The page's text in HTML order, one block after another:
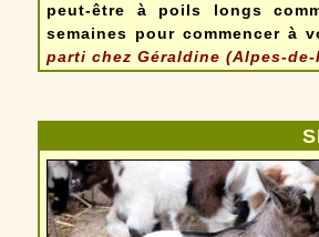
peut-être à poils longs
semaines pour commencer à
parti chez Géraldine (Alpes-de-